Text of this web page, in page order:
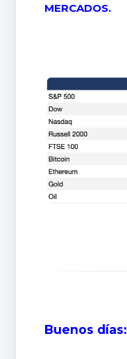
MERCADOS.
Buenos días: